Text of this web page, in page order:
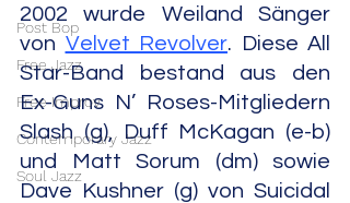
Post Bop
Free Jazz
Free Improv
Contemporary Jazz
Soul Jazz
2002 wurde Weiland Sänger
von Velvet Revolver. Diese All
Star-Band bestand aus den
Ex-Guns N’ Roses-Mitgliedern
Slash (g), Duff McKagan (e-b)
und Matt Sorum (dm) sowie
Dave Kushner (g) von Suicidal